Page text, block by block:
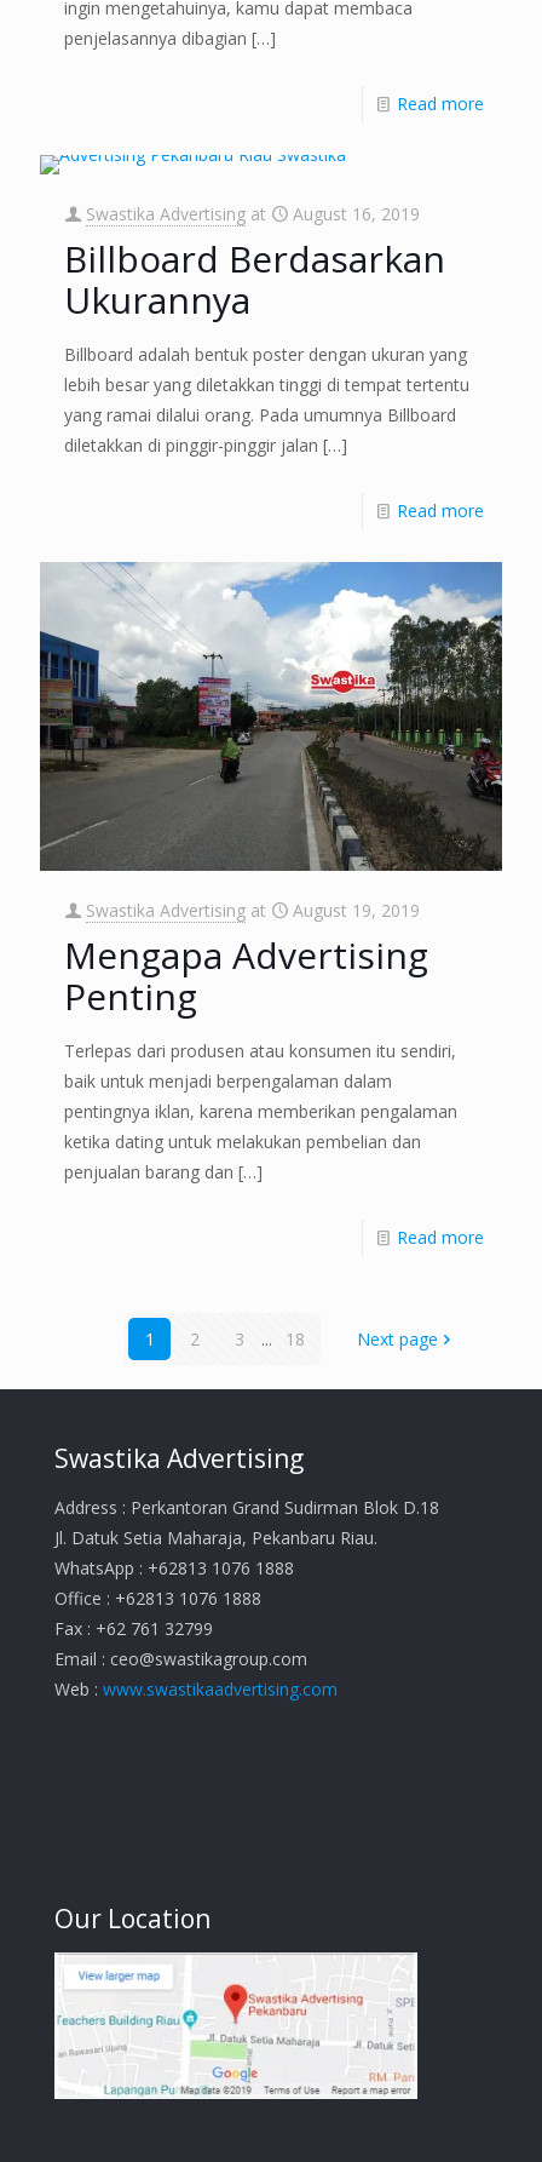
ingin mengetahuinya, kamu dapat membaca
penjelasannya dibagian […]
Read more
Swastika Advertising at August 16, 2019
Billboard Berdasarkan
Ukurannya
Billboard adalah bentuk poster dengan ukuran yang
lebih besar yang diletakkan tinggi di tempat tertentu
yang ramai dilalui orang. Pada umumnya Billboard
diletakkan di pinggir-pinggir jalan […]
Read more
Swastika Advertising at August 19, 2019
Mengapa Advertising
Penting
Terlepas dari produsen atau konsumen itu sendiri,
baik untuk menjadi berpengalaman dalam
pentingnya iklan, karena memberikan pengalaman
ketika dating untuk melakukan pembelian dan
penjualan barang dan […]
Read more
1 2 3 ... 18 Next page
Swastika Advertising
Address : Perkantoran Grand Sudirman Blok D.18
Jl. Datuk Setia Maharaja, Pekanbaru Riau.
WhatsApp : +62813 1076 1888
Office : +62813 1076 1888
Fax : +62 761 32799
Email : ceo@swastikagroup.com
Web : www.swastikaadvertising.com
Our Location